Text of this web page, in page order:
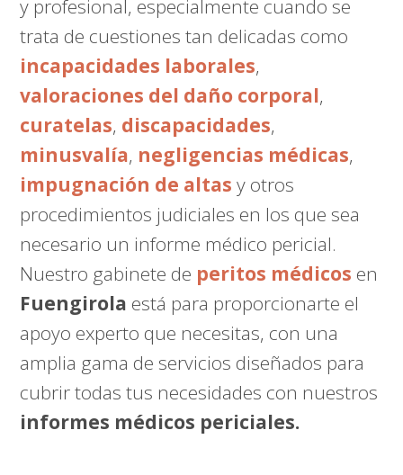
y profesional, especialmente cuando se
trata de cuestiones tan delicadas como
incapacidades laborales,
valoraciones del daño corporal,
curatelas, discapacidades,
minusvalía, negligencias médicas,
impugnación de altas y otros
procedimientos judiciales en los que sea
necesario un informe médico pericial.
Nuestro gabinete de peritos médicos en
Fuengirola está para proporcionarte el
apoyo experto que necesitas, con una
amplia gama de servicios diseñados para
cubrir todas tus necesidades con nuestros
informes médicos periciales.